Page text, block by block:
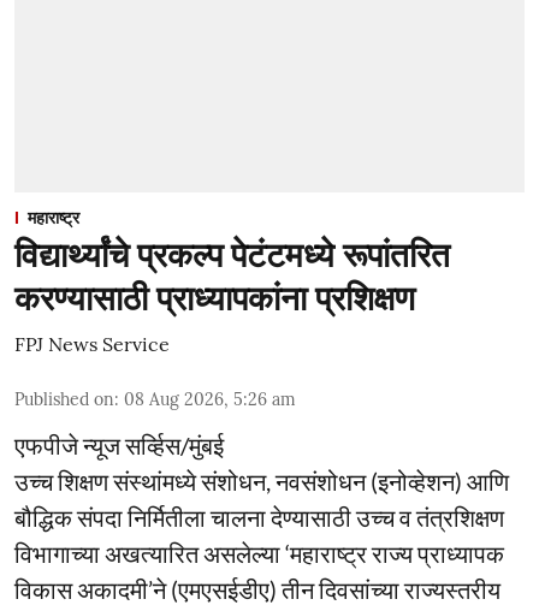
महाराष्ट्र
विद्यार्थ्यांचे प्रकल्प पेटंटमध्ये रूपांतरित
करण्यासाठी प्राध्यापकांना प्रशिक्षण
FPJ News Service
Published on: 08 Aug 2026, 5:26 am
एफपीजे न्यूज सर्व्हिस/मुंबई
उच्च शिक्षण संस्थांमध्ये संशोधन, नवसंशोधन (इनोव्हेशन) आणि
बौद्धिक संपदा निर्मितीला चालना देण्यासाठी उच्च व तंत्रशिक्षण
विभागाच्या अखत्यारित असलेल्या ‘महाराष्ट्र राज्य प्राध्यापक
विकास अकादमी’ने (एमएसईडीए) तीन दिवसांच्या राज्यस्तरीय